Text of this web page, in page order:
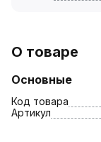
О товаре
Основные
Код товара
Артикул